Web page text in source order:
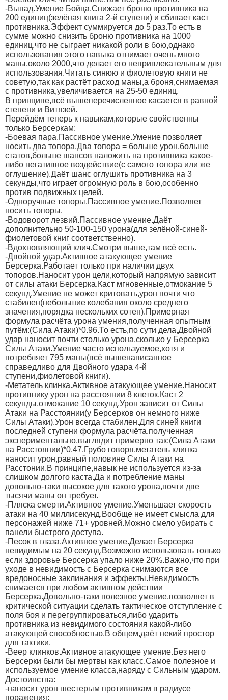
-Выпад.Умение Бойца.Снижает броню противника на
200 единиц(зелёная книга 2-й ступени) и сбивает каст
противника.Эффект суммируется до 5 раз.То есть в
сумме можно снизить броню противника на 1000
единиц,что не сыграет никакой роли в бою,однако
использования этого навыка отнимает очень много
маны,около 2000,что делает его непривлекательным для
использования.Читать синюю и фиолетовую книги не
советую,так как растёт расход маны,а броня,снимаемая
с противника,увеличивается на 25-50 единиц.
В принципе,всё вышеперечисленное касается в равной
степени и Витязей.
Перейдём теперь к навыкам,которые свойственны
только Берсеркам:
-Боевая пара.Пассивное умение.Умение позволяет
носить два топора.Два топора = больше урон,больше
статов,больше шансов наложить на противника какое-
либо негативное воздействие(с самого топора или же
оглушение).Даёт шанс оглушить противника на 3
секунды,что играет огромную роль в бою,особенно
против подвижных целей.
-Одноручные топоры.Пассивное умение.Позволяет
носить топоры.
-Водоворот лезвий.Пассивное умение.Даёт
дополнительно 50-100-150 урона(для зелёной-синей-
фиолетовой книг соответственно).
-Вдохновляющий клич.Смотри выше,там всё есть.
-Двойной удар.Активное атакующее умение
Берсерка.Работает только при наличии двух
топоров.Наносит урон цели,который напрямую зависит
от силы атаки Берсерка.Каст мгновенные,отмокание 5
секунд.Умение не может критовать,урон почти что
стабилен(небольшие колебания около среднего
значения,порядка нескольких сотен).Примерная
формула расчёта урона умения,полученная опытным
путём:(Сила Атаки)*0.96.То есть,по сути дела,Двойной
удар наносит почти столько урона,сколько у Берсерка
Силы Атаки.Умение часто используемое,хотя и
потребляет 795 маны(всё вышенаписанное
справедливо для Двойного удара 4-й
ступени,фиолетовой книги).
-Метатель клинка.Активное атакующее умение.Наносит
противнику урон на расстоянии 8 клеток.Каст 2
секунды,отмокание 10 секунд.Урон зависит от Силы
Атаки на Расстоянии(у Берсерков он немного ниже
Силы Атаки).Урон всегда стабилен.Для синей книги
последней ступени формула расчёта,полученная
экспериментально,выглядит примерно так:(Сила Атаки
на Расстоянии)*0.47.Грубо говоря,метатель клинка
наносит урон,равный половине Силы Атаки на
Расстонии.В принципе,навык не используется из-за
слишком долгого каста.Да и потребление маны
довольно-таки высокое для такого урона,почти две
тысячи маны он требует.
-Пляска смерти.Активное умение.Уменьшает скорость
атаки на 40 миллисекунд.Вообще не имеет смысла для
персонажей ниже 71+ уровней.Можно смело убирать с
панели быстрого доступа.
-Песок в глаза.Активное умение.Делает Берсерка
невидимым на 20 секунд.Возможно использовать только
если здоровье Берсерка упало ниже 20%.Важно,что при
уходе в невидимость с Берсерка снимаются все
вредоносные заклинания и эффекты.Невидимость
снимается при любом активном действии
Берсерка.Довольно-таки полезное умение,позволяет в
критической ситуации сделать тактическое отступление с
поля боя и перегруппироваться,либо ударить
противника из невидимого состояния какой-либо
атакующей способностью.В общем,даёт некий простор
для тактики.
-Веер клинков.Активное атакующее умение.Без него
Берсерки были бы мертвы как класс.Самое полезное и
используемое умение класса,наряду с Сильным ударом.
Достоинства:
-наносит урон шестерым противникам в радиусе
поражения;